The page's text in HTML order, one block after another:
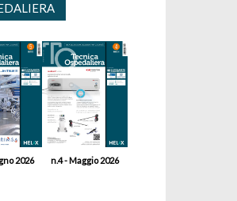
2026 n.4 - Maggio 2026